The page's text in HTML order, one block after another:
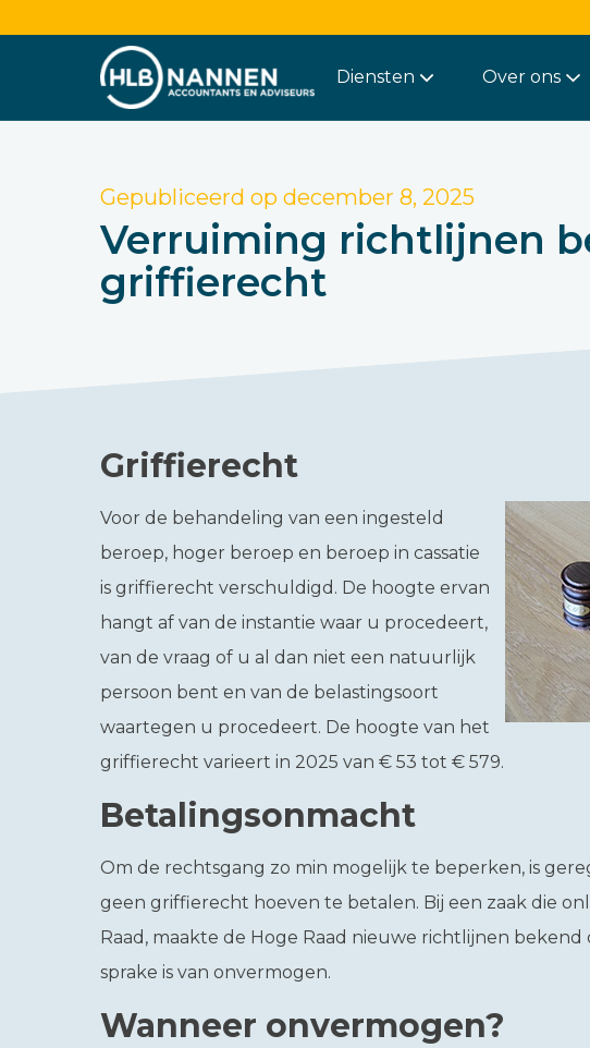
Diensten Over ons
Gepubliceerd op december 8, 2025
Verruiming richtlijnen
griffierecht
Griffierecht
Voor de behandeling van een ingesteld
beroep, hoger beroep en beroep in cassatie
is griffierecht verschuldigd. De hoogte ervan
hangt af van de instantie waar u procedeert,
van de vraag of u al dan niet een natuurlijk
persoon bent en van de belastingsoort
waartegen u procedeert. De hoogte van het
griffierecht varieert in 2025 van € 53 tot € 579.
Betalingsonmacht
Om de rechtsgang zo min mogelijk te beperken, is
geen griffierecht hoeven te betalen. Bij een zaak die
Raad, maakte de Hoge Raad nieuwe richtlijnen bekend
sprake is van onvermogen.
Wanneer onvermogen?